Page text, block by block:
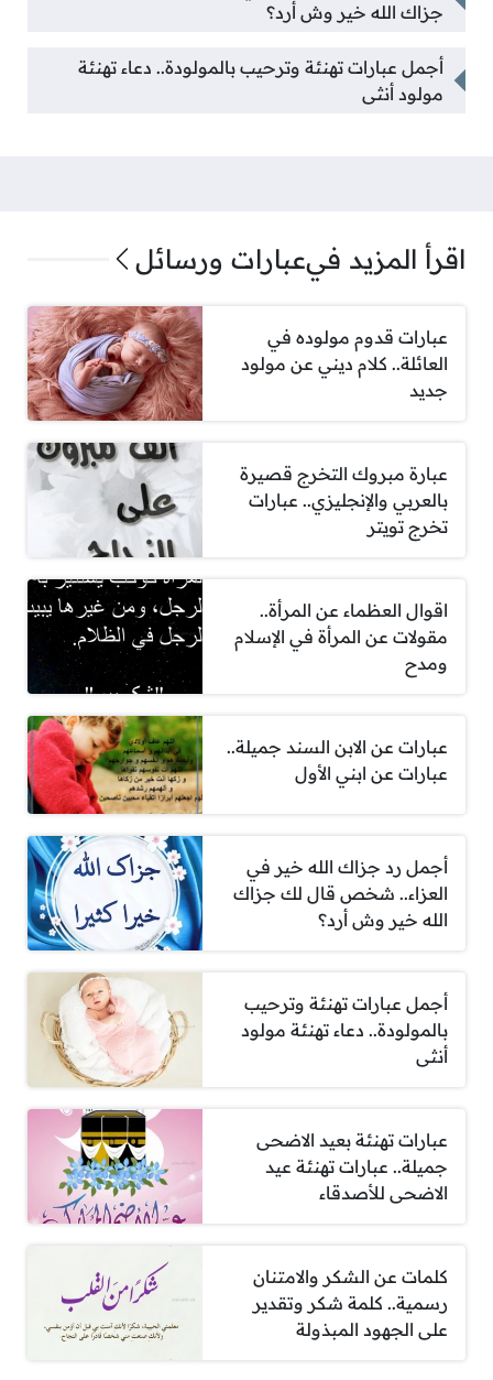
جزاك الله خير وش أرد؟
أجمل عبارات تهنئة وترحيب بالمولودة.. دعاء تهنئة
مولود أنثى
اقرأ المزيد فيعبارات ورسائل
عبارات قدوم مولوده في
العائلة.. كلام ديني عن مولود
جديد
عبارة مبروك التخرج قصيرة
بالعربي والإنجليزي.. عبارات
تخرج تويتر
اقوال العظماء عن المرأة..
مقولات عن المرأة في الإسلام
ومدح
عبارات عن الابن السند جميلة..
عبارات عن ابني الأول
أجمل رد جزاك الله خير في
العزاء.. شخص قال لك جزاك
الله خير وش أرد؟
أجمل عبارات تهنئة وترحيب
بالمولودة.. دعاء تهنئة مولود
أنثى
عبارات تهنئة بعيد الاضحى
جميلة.. عبارات تهنئة عيد
الاضحى للأصدقاء
كلمات عن الشكر والامتنان
رسمية.. كلمة شكر وتقدير
على الجهود المبذولة